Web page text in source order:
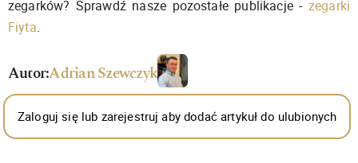
zegarków? Sprawdź nasze pozostałe publikacje - zegarki
Fiyta.
Autor:Adrian Szewczyk
Zaloguj się lub zarejestruj aby dodać artykuł do ulubionych